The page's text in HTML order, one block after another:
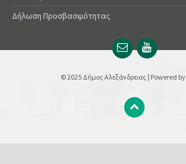
Δήλωση Προσβασιμότητας
Email
url
YouTube
url
© 2025 Δήμος Αλεξάνδρειας | Powered by